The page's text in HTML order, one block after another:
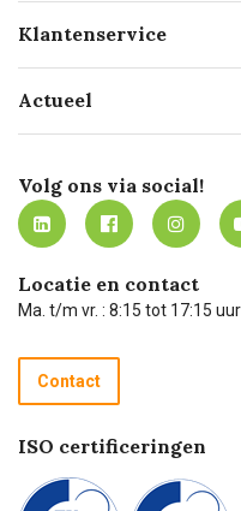
Geschiedenis
Missie
Certificering
Werken bij Carel Lurvink
MVO
Klantenservice
Bezorgen
Mijn Carel Lurvink
Mijn Carel Lurvink
Carel Lurvink App
Hulp op afstand
Technische dienst
Recycle programma
Betalen
Actueel
Innovation LAB
Tevreden klanten
Carel Lurvink Blog
Carel de podcast
Volg ons via social!
Locatie en contact
Ma. t/m vr. : 8:15 tot 17:15 uur
Contact
ISO certificeringen